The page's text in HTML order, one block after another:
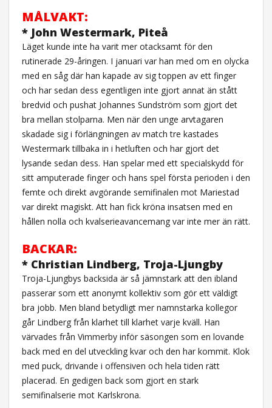
MÅLVAKT:
* John Westermark, Piteå
Läget kunde inte ha varit mer otacksamt för den
rutinerade 29-åringen. I januari var han med om en olycka
med en såg där han kapade av sig toppen av ett finger
och har sedan dess egentligen inte gjort annat än stått
bredvid och pushat Johannes Sundström som gjort det
bra mellan stolparna. Men när den unge arvtagaren
skadade sig i förlängningen av match tre kastades
Westermark tillbaka in i hetluften och har gjort det
lysande sedan dess. Han spelar med ett specialskydd för
sitt amputerade finger och hans spel första perioden i den
femte och direkt avgörande semifinalen mot Mariestad
var direkt magiskt. Att han fick kröna insatsen med en
hållen nolla och kvalserieavancemang var inte mer än rätt.
BACKAR:
* Christian Lindberg, Troja-Ljungby
Troja-Ljungbys backsida är så jämnstark att den ibland
passerar som ett anonymt kollektiv som gör ett väldigt
bra jobb. Men bland betydligt mer namnstarka kollegor
går Lindberg från klarhet till klarhet varje kväll. Han
värvades från Vimmerby inför säsongen som en lovande
back med en del utveckling kvar och den har kommit. Klok
med puck, drivande i offensiven och hela tiden rätt
placerad. En gedigen back som gjort en stark
semifinalserie mot Karlskrona.